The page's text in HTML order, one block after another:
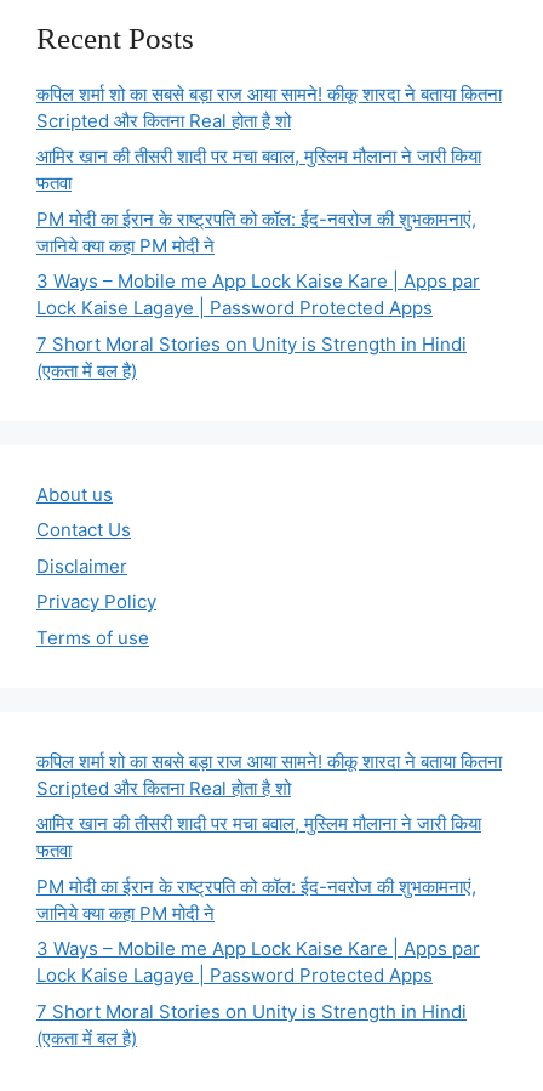
Recent Posts
कपिल शर्मा शो का सबसे बड़ा राज आया सामने! कीकू शारदा ने बताया कितना
Scripted और कितना Real होता है शो
आमिर खान की तीसरी शादी पर मचा बवाल, मुस्लिम मौलाना ने जारी किया
फतवा
PM मोदी का ईरान के राष्ट्रपति को कॉल: ईद-नवरोज की शुभकामनाएं,
जानिये क्या कहा PM मोदी ने
3 Ways – Mobile me App Lock Kaise Kare | Apps par
Lock Kaise Lagaye | Password Protected Apps
7 Short Moral Stories on Unity is Strength in Hindi
(एकता में बल है)
About us
Contact Us
Disclaimer
Privacy Policy
Terms of use
कपिल शर्मा शो का सबसे बड़ा राज आया सामने! कीकू शारदा ने बताया कितना
Scripted और कितना Real होता है शो
आमिर खान की तीसरी शादी पर मचा बवाल, मुस्लिम मौलाना ने जारी किया
फतवा
PM मोदी का ईरान के राष्ट्रपति को कॉल: ईद-नवरोज की शुभकामनाएं,
जानिये क्या कहा PM मोदी ने
3 Ways – Mobile me App Lock Kaise Kare | Apps par
Lock Kaise Lagaye | Password Protected Apps
7 Short Moral Stories on Unity is Strength in Hindi
(एकता में बल है)